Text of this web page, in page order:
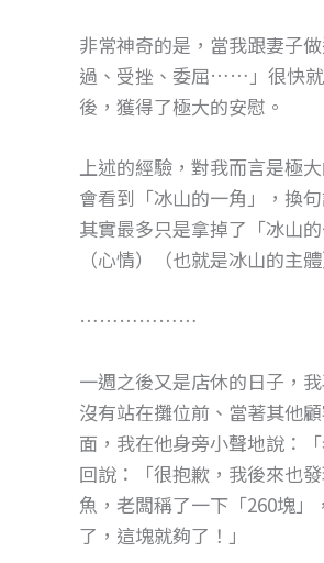
非常神奇的是，當我跟妻子
過、受挫、委屈……」很快就
後，獲得了極大的安慰。
上述的經驗，對我而言是極
會看到「冰山的一角」，換
其實最多只是拿掉了「冰山
（心情）（也就是冰山的主
………………
一週之後又是店休的日子，
沒有站在攤位前、當著其他
面，我在他身旁小聲地說：
回說：「很抱歉，我後來也
魚，老闆稱了一下「260塊
了，這塊就夠了！」